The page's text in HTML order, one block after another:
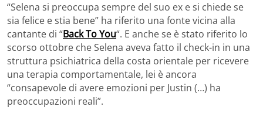
“Selena si preoccupa sempre del suo ex e si chiede se
sia felice e stia bene” ha riferito una fonte vicina alla
cantante di “Back To You“. E anche se è stato riferito lo
scorso ottobre che Selena aveva fatto il check-in in una
struttura psichiatrica della costa orientale per ricevere
una terapia comportamentale, lei è ancora
“consapevole di avere emozioni per Justin (…) ha
preoccupazioni reali”.